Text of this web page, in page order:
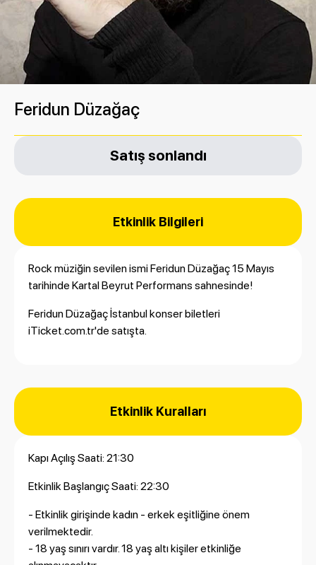
Feridun Düzağaç
Satış sonlandı
Etkinlik Bilgileri
Rock müziğin sevilen ismi Feridun Düzağaç 15 Mayıs
tarihinde Kartal Beyrut Performans sahnesinde!
Feridun Düzağaç İstanbul konser biletleri
iTicket.com.tr'de satışta.
Etkinlik Kuralları
Kapı Açılış Saati: 21:30
Etkinlik Başlangıç Saati: 22:30
- Etkinlik girişinde kadın - erkek eşitliğine önem
verilmektedir.
- 18 yaş sınırı vardır. 18 yaş altı kişiler etkinliğe